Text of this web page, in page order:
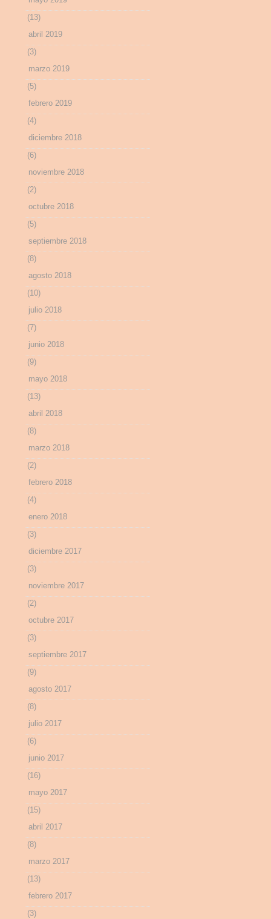
(13)
abril 2019
(3)
marzo 2019
(5)
febrero 2019
(4)
diciembre 2018
(6)
noviembre 2018
(2)
octubre 2018
(5)
septiembre 2018
(8)
agosto 2018
(10)
julio 2018
(7)
junio 2018
(9)
mayo 2018
(13)
abril 2018
(8)
marzo 2018
(2)
febrero 2018
(4)
enero 2018
(3)
diciembre 2017
(3)
noviembre 2017
(2)
octubre 2017
(3)
septiembre 2017
(9)
agosto 2017
(8)
julio 2017
(6)
junio 2017
(16)
mayo 2017
(15)
abril 2017
(8)
marzo 2017
(13)
febrero 2017
(3)